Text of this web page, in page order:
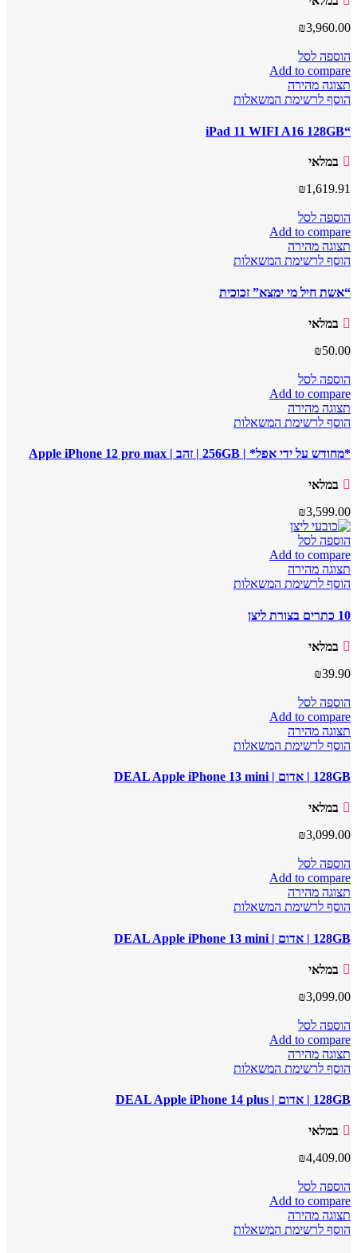
₪3,960.00
הוספה לסל
Add to compare
תצוגה מהירה
הוסף לרשימת המשאלות
“iPad 11 WIFI A16 128GB
במלאי
₪1,619.91
הוספה לסל
Add to compare
תצוגה מהירה
הוסף לרשימת המשאלות
“אשת חיל מי ימצא” זכוכית
במלאי
₪50.00
הוספה לסל
Add to compare
תצוגה מהירה
הוסף לרשימת המשאלות
*מחודש על ידי אפל* | 256GB | זהב | Apple iPhone 12 pro max
במלאי
₪3,599.00
הוספה לסל
Add to compare
תצוגה מהירה
הוסף לרשימת המשאלות
10 כתרים בצורת ליצן
במלאי
₪39.90
הוספה לסל
Add to compare
תצוגה מהירה
הוסף לרשימת המשאלות
128GB | אדום | DEAL Apple iPhone 13 mini
במלאי
₪3,099.00
הוספה לסל
Add to compare
תצוגה מהירה
הוסף לרשימת המשאלות
128GB | אדום | DEAL Apple iPhone 13 mini
במלאי
₪3,099.00
הוספה לסל
Add to compare
תצוגה מהירה
הוסף לרשימת המשאלות
128GB | אדום | DEAL Apple iPhone 14 plus
במלאי
₪4,409.00
הוספה לסל
Add to compare
תצוגה מהירה
הוסף לרשימת המשאלות